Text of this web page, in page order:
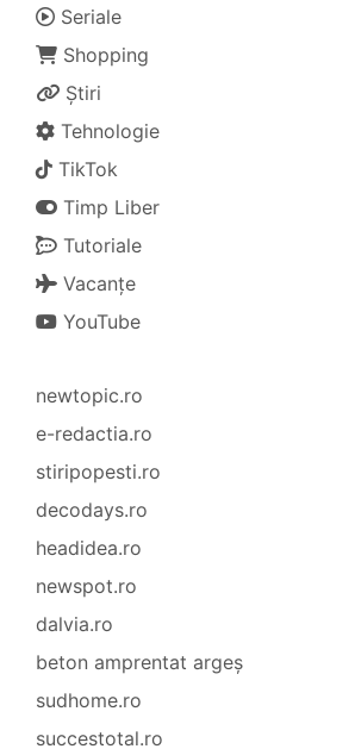
Seriale
Shopping
Știri
Tehnologie
TikTok
Timp Liber
Tutoriale
Vacanțe
YouTube
newtopic.ro
e-redactia.ro
stiripopesti.ro
decodays.ro
headidea.ro
newspot.ro
dalvia.ro
beton amprentat argeș
sudhome.ro
succestotal.ro